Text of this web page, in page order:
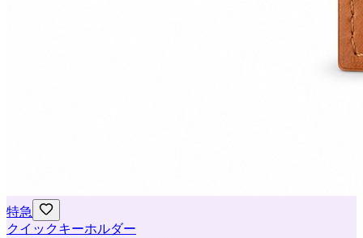
特急
クイックキーホルダー